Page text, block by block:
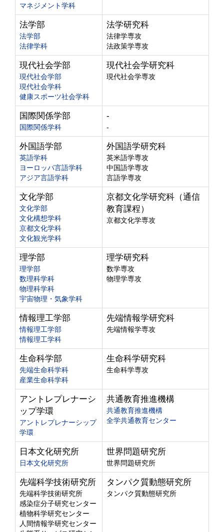
マネジメント学科
法学部
法学部
法律学科
法学研究科
法律学専攻
法政策学専攻
現代社会学部
現代社会学部
現代社会学科
健康スポーツ社会学科
現代社会学研究科
現代社会学専攻
国際関係学部
国際関係学科
-
-
外国語学部
英語学科
ヨーロッパ言語学科
アジア言語学科
外国語学研究科
英米語学専攻
中国語学専攻
言語学専攻
文化学部
文化学部
文化構想学科
京都文化学科
文化観光学科
京都文化学研究科（通信
教育課程）
京都文化学専攻
理学部
理学部
数理科学科
物理科学科
宇宙物理・気象学科
理学研究科
数学専攻
物理学専攻
情報理工学部
情報理工学部
情報理工学科
先端情報学研究科
先端情報学専攻
生命科学部
先端生命科学科
産業生命科学科
生命科学研究科
生命科学専攻
アントレプレナーシ
ップ学環
アントレプレナーシップ
学環
共通教育推進機構
共通教育推進機構
全学共通教育センター
日本文化研究所
日本文化研究所
世界問題研究所
世界問題研究所
先端科学技術研究所
先端科学技術研究所
感染症分子研究センター
植物科学研究センター
人間情報学研究センター
タンパク質動態研究所
タンパク質動態研究所